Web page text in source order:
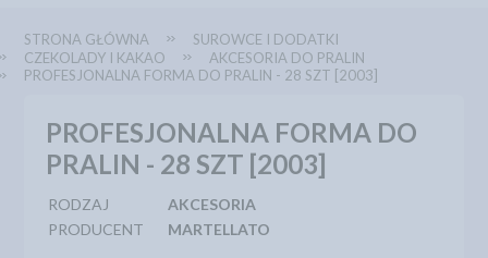
STRONA GŁÓWNA
SUROWCE I DODATKI
CZEKOLADY I KAKAO
AKCESORIA DO PRALIN
PROFESJONALNA FORMA DO PRALIN - 28 SZT [2003]
PROFESJONALNA FORMA DO
PRALIN - 28 SZT [2003]
RODZAJ
AKCESORIA
PRODUCENT
MARTELLATO